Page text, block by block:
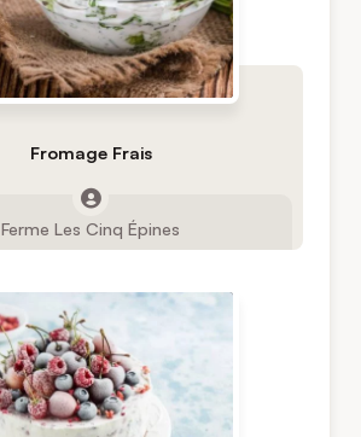
Fromage Frais
Ferme Les Cinq Épines